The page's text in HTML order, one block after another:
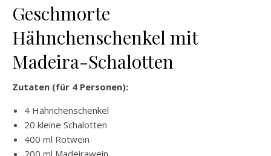
Geschmorte
Hähnchenschenkel mit
Madeira-Schalotten
Zutaten (für 4 Personen):
4 Hähnchenschenkel
20 kleine Schalotten
400 ml Rotwein
200 ml Madeirawein